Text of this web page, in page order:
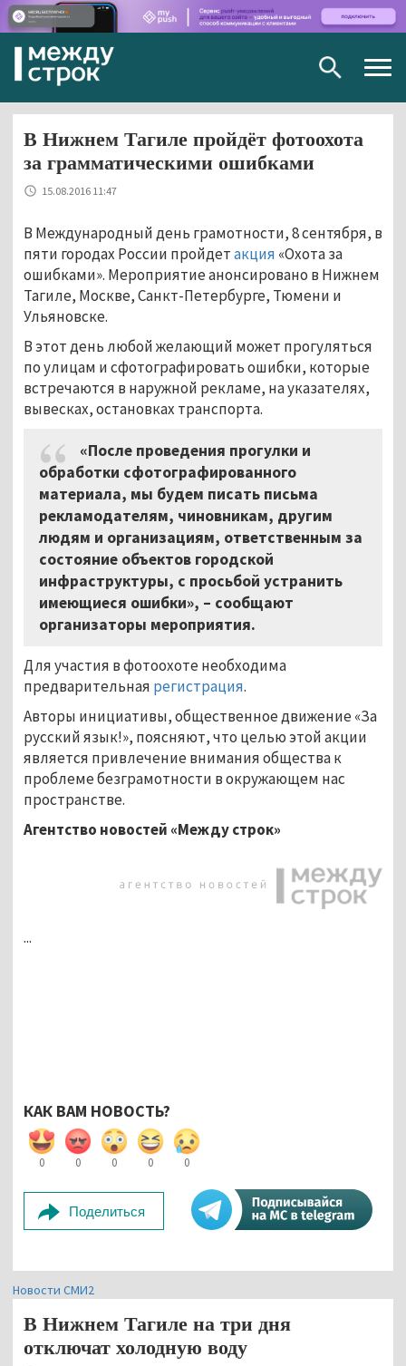
В Нижнем Тагиле пройдёт фотоохота
за грамматическими ошибками
15.08.2016 11:47
В Международный день грамотности, 8 сентября, в
пяти городах России пройдетакция «Охота за
ошибками». Мероприятие анонсировано в Нижнем
Тагиле, Москве, Санкт-Петербурге, Тюмени и
Ульяновске.
В этот день любой желающий может прогуляться
по улицам и сфотографировать ошибки, которые
встречаются в наружной рекламе, на указателях,
вывесках, остановках транспорта.
«После проведения прогулки и
обработки сфотографированного
материала, мы будем писать письма
рекламодателям, чиновникам, другим
людям и организациям, ответственным за
состояние объектов городской
инфраструктуры, с просьбой устранить
имеющиеся ошибки», – сообщают
организаторы мероприятия.
Для участия в фотоохоте необходима
предварительная регистрация.
Авторы инициативы, общественное движение «За
русский язык!», поясняют, что целью этой акции
является привлечение внимания общества к
проблеме безграмотности в окружающем нас
пространстве.
Агентство новостей «Между строк»
...
КАК ВАМ НОВОСТЬ?
0 0 0 0 0
Поделиться
Новости СМИ2
В Нижнем Тагиле на три дня
отключат холодную воду